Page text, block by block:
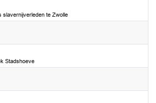
slavernijverleden te Zwolle
Stadshoeve